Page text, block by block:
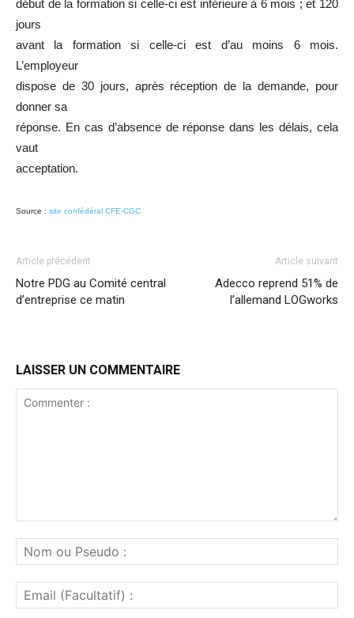
début de la formation si celle-ci est inférieure à 6 mois ; et 120
jours
avant la formation si celle-ci est d’au moins 6 mois.
L’employeur
dispose de 30 jours, après réception de la demande, pour
donner sa
réponse. En cas d’absence de réponse dans les délais, cela
vaut
acceptation.
Source : site confédéral CFE-CGC
Article précédent
Notre PDG au Comité central
d’entreprise ce matin
Article suivant
Adecco reprend 51% de
l’allemand LOGworks
LAISSER UN COMMENTAIRE